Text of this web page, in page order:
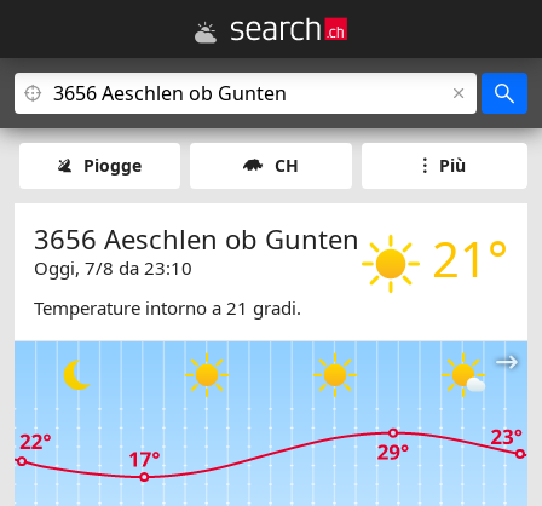
Piogge CH Più
21°
3656 Aeschlen ob Gunten
Oggi, 7/8 da 23:10
Temperature intorno a 21 gradi.